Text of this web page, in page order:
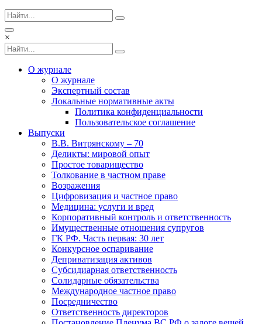
×
О журнале
О журнале
Экспертный состав
Локальные нормативные акты
Политика конфиденциальности
Пользовательское соглашение
Выпуски
В.В. Витрянскому – 70
Деликты: мировой опыт
Простое товарищество
Толкование в частном праве
Возражения
Цифровизация и частное право
Медицина: услуги и вред
Корпоративный контроль и ответственность
Имущественные отношения супругов
ГК РФ. Часть первая: 30 лет
Конкурсное оспаривание
Деприватизация активов
Субсидиарная ответственность
Солидарные обязательства
Международное частное право
Посредничество
Ответственность директоров